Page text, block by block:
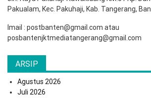
Pakualam, Kec. Pakuhaji, Kab. Tangerang,
Imail : postbanten@gmail.com atau
posbantenjktmediatangerang@gmail.com
ARSIP
Agustus 2026
Juli 2026